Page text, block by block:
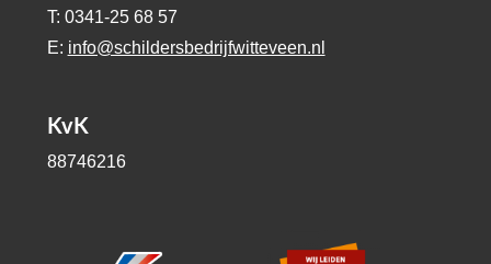
T: 0341-25 68 57
E: info@schildersbedrijfwitteveen.nl
KvK
88746216